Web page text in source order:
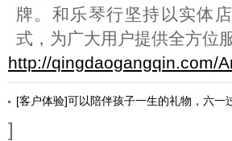
牌。和乐琴行坚持以实体
式，为广大用户提供全方位
http://qingdaogangqin.com/
[客户体验]可以陪伴孩子一生的礼物，六一
]